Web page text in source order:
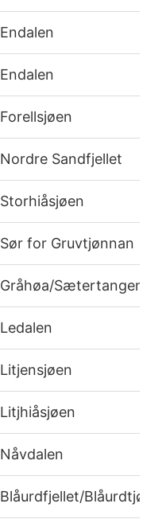
Endalen
Endalen
Forellsjøen
Nordre Sandfjellet
Storhiåsjøen
Sør for Gruvtjønnan
Gråhøa/Sætertangen
Ledalen
Litjensjøen
Litjhiåsjøen
Nåvdalen
Blåurdfjellet/